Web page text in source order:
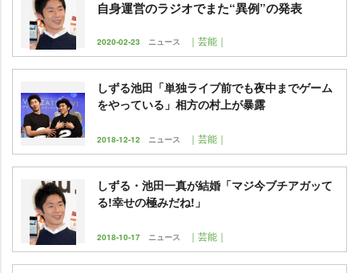
自身運営のラジオでまた“異例”の発表
2020-02-23 ニュース ｜芸能｜
しずる池田「単独ライブ前でも夜中までゲーム
をやっている」相方の村上が暴露
2018-12-12 ニュース ｜芸能｜
しずる・池田一真が結婚「マジ今ブチアガッて
る!幸せの極みだね!」
2018-10-17 ニュース ｜芸能｜